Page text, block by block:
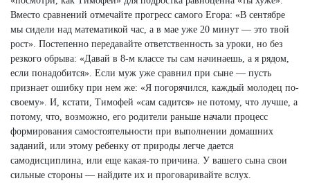
Вместо сравнений отмечайте прогресс самого Егора: «В сентябре
мы сидели над математикой час, а в мае уже 20 минут — это твой
рост». Постепенно передавайте ответственность за уроки, но без
резкого обрыва: «Давай в 8-м классе ты сам начинаешь, а я рядом,
если понадобится». Если муж уже сравнил при сыне — пусть
признает ошибку при нем же: «Я погорячился, каждый молодец по-
своему». И, кстати, Тимофей «сам садится» не потому, что лучше, а
потому, что, возможно, его родители раньше начали процесс
формирования самостоятельности при выполнении домашних
заданий, или этому ребенку от природы легче дается
самодисциплина, или еще какая-то причина. У вашего сына свои
сильные стороны — найдите их и проговаривайте вслух.